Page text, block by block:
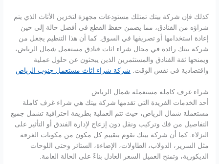
كذلك فإن شركة بيتك تمتلك مستودعات مجهزة لتخزين الأثاث الذي يتم
شراؤه من الفنادق، مما يضمن حفظ القطع في أفضل حالة إلى حين
إعادة استخدامها أو تصريفها في السوق. كما أن هذا التنظيم يجعل من
شركة بيتك رائدة في مجال شراء اثاث فنادق مستعمل شمال الرياض،
ويمنحها ثقة الفنادق والمستثمرين الذين يبحثون عن حلول عملية
واقتصادية في نفس الوقت. شركة شراء اثاث مستعمل جنوب الرياض
شراء غرف كاملة مستعملة شمال الرياض
أحد الخدمات الفريدة التي تقدمها شركة بيتك هي شراء غرف كاملة
مستعملة شمال الرياض، حيث تتم العملية بطريقة احترافية تشمل جميع
التفاصيل من فك وتركيب ونقل دون إزعاج لإدارة الفندق أو التأثير على
النزلاء. كما أن شركة بيتك تقوم بتقييم كل مكون من مكونات الغرفة
مثل السرير، الدولاب، الطاولات، الإضاءة، الستائر وحتى اللوحات
الديكورية، وتمنح العميل السعر العادل بناءً على الحالة العامة.